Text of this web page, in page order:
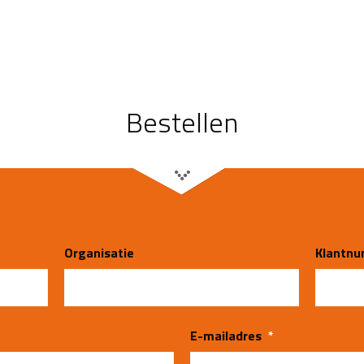
Bestellen
Organisatie
E-mailadres *